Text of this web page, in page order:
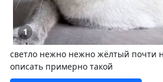
1
светло нежно нежно жёлтый почти
описать примерно такой